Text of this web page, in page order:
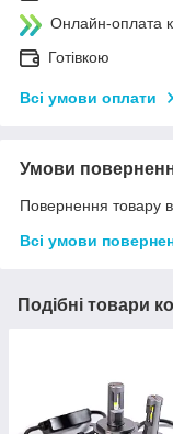
Онлайн-оплата
Готівкою
Всі умови оплати
Умови
Повернення товару
Всі умови
Подібні товари